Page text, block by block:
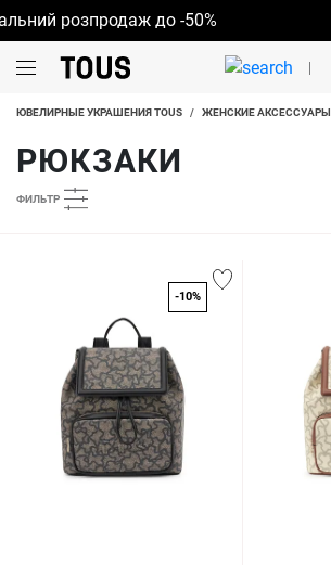
розпродаж до -50%
ЮВЕЛИРНЫЕ УКРАШЕНИЯ TOUS / ЖЕНСКИЕ АКСЕССУАРЫ
РЮКЗАКИ
ФИЛЬТР
-10%